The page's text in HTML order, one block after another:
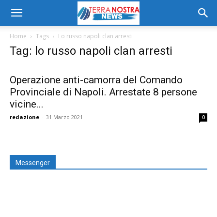
Home Tags Lo russo napoli clan arresti
Tag: lo russo napoli clan arresti
Operazione anti-camorra del Comando
Provinciale di Napoli. Arrestate 8 persone
vicine...
redazione - 31 Marzo 2021 0
Messenger